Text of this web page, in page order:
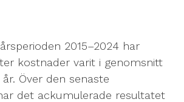
2015–2024 har
kostnader varit i genomsnitt
Över den senaste
det ackumulerade resultatet